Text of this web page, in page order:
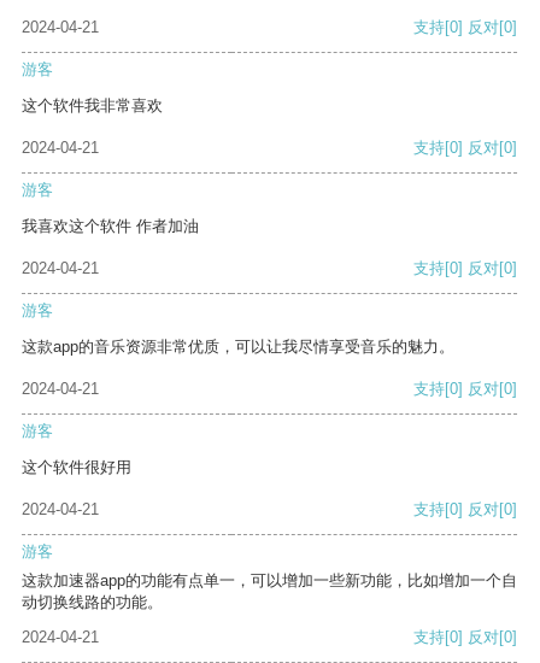
2024-04-21
支持[0] 反对[0]
游客
这个软件我非常喜欢
2024-04-21 支持[0] 反对[0]
游客
我喜欢这个软件 作者加油
2024-04-21 支持[0] 反对[0]
游客
这款app的音乐资源非常优质，可以让我尽情享受音乐的魅力。
2024-04-21 支持[0] 反对[0]
游客
这个软件很好用
2024-04-21 支持[0] 反对[0]
游客
这款加速器app的功能有点单一，可以增加一些新功能，比如增加一个自
动切换线路的功能。
2024-04-21
支持[0] 反对[0]